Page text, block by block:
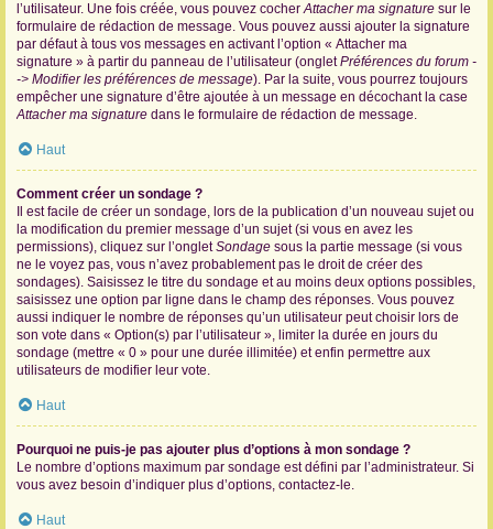
l’utilisateur. Une fois créée, vous pouvez cocherAttacher ma signature sur le
formulaire de rédaction de message. Vous pouvez aussi ajouter la signature
par défaut à tous vos messages en activant l’option « Attacher ma
signature » à partir du panneau de l’utilisateur (ongletPréférences du forum -
-> Modifier les préférences de message). Par la suite, vous pourrez toujours
empêcher une signature d’être ajoutée à un message en décochant la case
Attacher ma signature dans le formulaire de rédaction de message.
Haut
Comment créer un sondage ?
Il est facile de créer un sondage, lors de la publication d’un nouveau sujet ou
la modification du premier message d’un sujet (si vous en avez les
permissions), cliquez sur l’ongletSondage sous la partie message (si vous
ne le voyez pas, vous n’avez probablement pas le droit de créer des
sondages). Saisissez le titre du sondage et au moins deux options possibles,
saisissez une option par ligne dans le champ des réponses. Vous pouvez
aussi indiquer le nombre de réponses qu’un utilisateur peut choisir lors de
son vote dans « Option(s) par l’utilisateur », limiter la durée en jours du
sondage (mettre « 0 » pour une durée illimitée) et enfin permettre aux
utilisateurs de modifier leur vote.
Haut
Pourquoi ne puis-je pas ajouter plus d’options à mon sondage ?
Le nombre d’options maximum par sondage est défini par l’administrateur. Si
vous avez besoin d’indiquer plus d’options, contactez-le.
Haut